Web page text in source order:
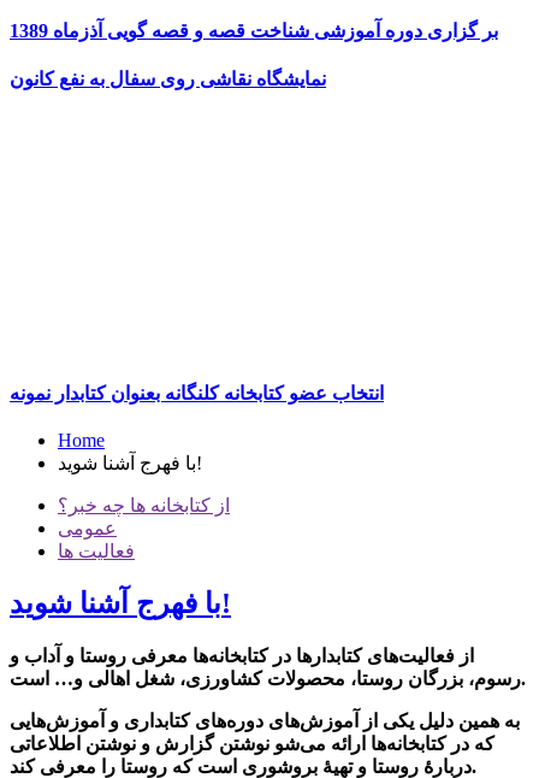
بر گزاری دوره آموزشی شناخت قصه و قصه گویی آذزماه 1389
نمایشگاه نقاشی روی سفال به نفع کانون
انتخاب عضو کتابخانه کلنگانه بعنوان کتابدار نمونه
Home
با فهرج آشنا شوید!
از کتابخانه ها چه خبر؟
عمومی
فعالیت ها
با فهرج آشنا شوید!
از فعالیت‌های کتابدارها در کتابخانه‌ها معرفی روستا و آداب و
رسوم، بزرگان روستا، محصولات کشاورزی، شغل اهالی و… است.
به همین دلیل یکی از آموزش‌های دوره‌های کتابداری و آموزش‌هایی
که در کتابخانه‌ها ارائه می‌شو نوشتن گزارش و نوشتن اطلاعاتی
دربارۀ روستا و تهیۀ بروشوری است که روستا را معرفی کند.